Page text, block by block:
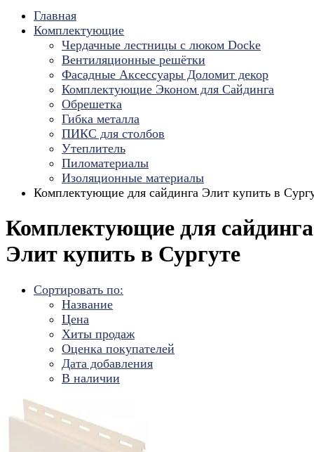
Главная
Комплектующие
Чердачные лестницы с люком Docke
Вентиляционные решётки
Фасадные Аксессуары Доломит декор
Комплектующие Эконом для Сайдинга
Обрешетка
Гибка металла
ПИКС для столбов
Утеплитель
Пиломатериалы
Изоляционные материалы
Комплектующие для cайдинга Элит купить в
Комплектующие для cайдинга
Элит купить в Сургуте
Сортировать по:
Название
Цена
Хиты продаж
Оценка покупателей
Дата добавления
В наличии